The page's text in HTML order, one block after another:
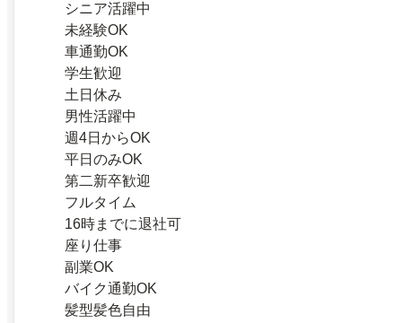
シニア活躍中
未経験OK
車通勤OK
学生歓迎
土日休み
男性活躍中
週4日からOK
平日のみOK
第二新卒歓迎
フルタイム
16時までに退社可
座り仕事
副業OK
バイク通勤OK
髪型髪色自由